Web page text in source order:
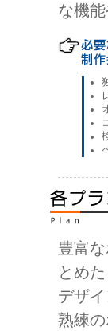
な機
豊富
とめ
デザ
熟練